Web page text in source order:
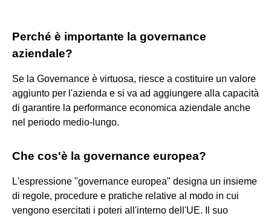
Perché è importante la governance
aziendale?
Se la Governance è virtuosa, riesce a costituire un valore
aggiunto per l'azienda e si va ad aggiungere alla capacità
di garantire la performance economica aziendale anche
nel periodo medio-lungo.
Che cos'è la governance europea?
L'espressione "governance europea" designa un insieme
di regole, procedure e pratiche relative al modo in cui
vengono esercitati i poteri all'interno dell'UE. Il suo